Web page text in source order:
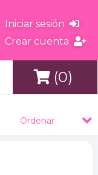
Iniciar sesión
Crear cuenta
(0)
Ordenar